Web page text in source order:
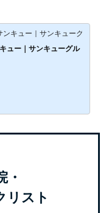
キュー｜サンキューグループ
ュー｜サンキューグル
・
リスト